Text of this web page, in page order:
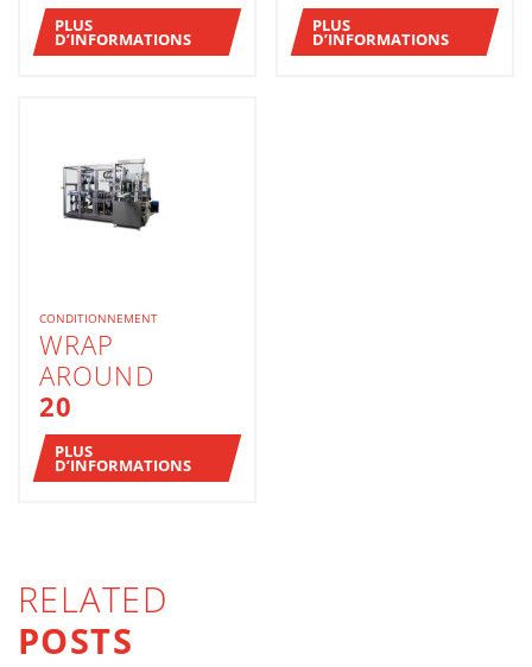
PLUS
D’INFORMATIONS
PLUS
D’INFORMATIONS
CONDITIONNEMENT
WRAP
AROUND
20
PLUS
D’INFORMATIONS
RELATED
POSTS